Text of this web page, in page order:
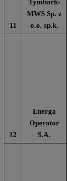
11
Tymbark-
MWS Sp. z
o.o. sp.k.
12
Energa
Operator
S.A.